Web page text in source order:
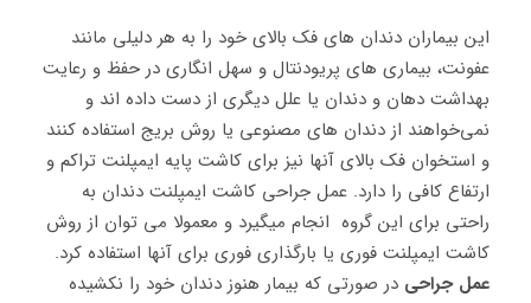
این بیماران دندان های فک بالای خود را به هر دلیلی مانند
عفونت، بیماری های پریودنتال و سهل انگاری در حفظ و رعایت
بهداشت دهان و دندان یا علل دیگری از دست داده اند و
نمی‌خواهند از دندان های مصنوعی یا روش بریج استفاده کنند
و استخوان فک بالای آنها نیز برای کاشت پایه ایمپلنت تراکم و
ارتفاع کافی را دارد. عمل جراحی کاشت ایمپلنت دندان به
راحتی برای این گروه انجام میگیرد و معمولا می توان از روش
کاشت ایمپلنت فوری یا بارگذاری فوری برای آنها استفاده کرد.
عمل جراحی در صورتی که بیمار هنوز دندان خود را نکشیده